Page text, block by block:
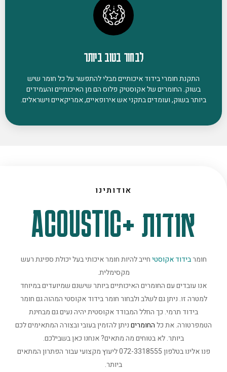
לבחור בטוב ביותר
התקנת חומרי בידוד איכותיים מבלי להתפשר על כל חומר שיש
בשוק. החומרים של אקוסטיק פלוס הם מן האיכותיים והעמידים
ביותר בשוק, ועומדים בתקני אש אירופאיים, אמריקאיים וישראלים.
אודותינו
אודות +ACOUSTIC
חומרבידוד אקוסטיחייב להיות חומר איכותי בעל יכולת ספיגת רעש
מקסימלית.
אנו עובדים עם החומרים האיכותיים ביותר שישנם שמיועדים במיוחד
למטרה זו. ניתן גם לשלב ולבחור חומר בידוד אקוסטי המהוה גם חומר
בידוד תרמי. כך החלל המבודד אקוסטית יהיה נעים גם מבחינת
הטמפרטורה. את כלהחומריםניתן להזמין בעובי ובצורה המתאימים לכם
ביותר. לא בטוחים מה מתאים? אנחנו כאן בשבילכם.
פנו אלינו בטלפון 072-3318555 ליעוץ מקצועי עבור הפתרון המתאים
ביותר.